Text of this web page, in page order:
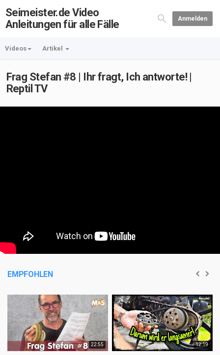
Seimeister.de Video
Anleitungen für alle Fälle
Anmelden
Videos Artikel
Frag Stefan #8 | Ihr fragt, Ich antworte! |
Reptil TV
EMPFOHLEN
22:55 12:19